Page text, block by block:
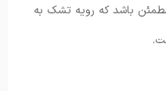
باشد که رویه تشک به